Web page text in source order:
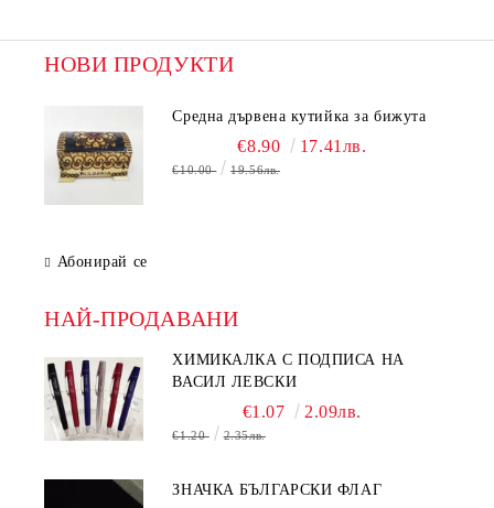
НОВИ ПРОДУКТИ
Средна дървена кутийка за бижута
€8.90 17.41лв.
€10.00 19.56лв.
Абонирай се
НАЙ-ПРОДАВАНИ
ХИМИКАЛКА С ПОДПИСА НА
ВАСИЛ ЛЕВСКИ
€1.07 2.09лв.
€1.20 2.35лв.
ЗНАЧКА БЪЛГАРСКИ ФЛАГ